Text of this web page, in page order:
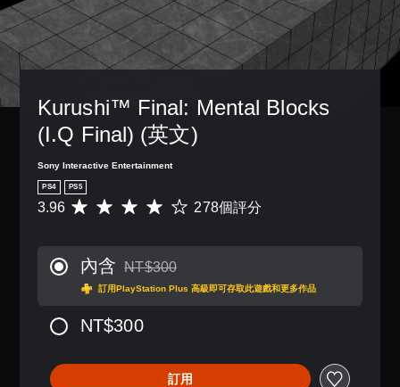
Kurushi™ Final: Mental Blocks
(I.Q Final) (英文)
Sony Interactive Entertainment
PS4 PS5
平
3.96 278個評分
內含 折扣前原價為NT$300
NT$300
訂用PlayStation Plus 高級即可存取此遊戲和更多作品
NT$300
訂用